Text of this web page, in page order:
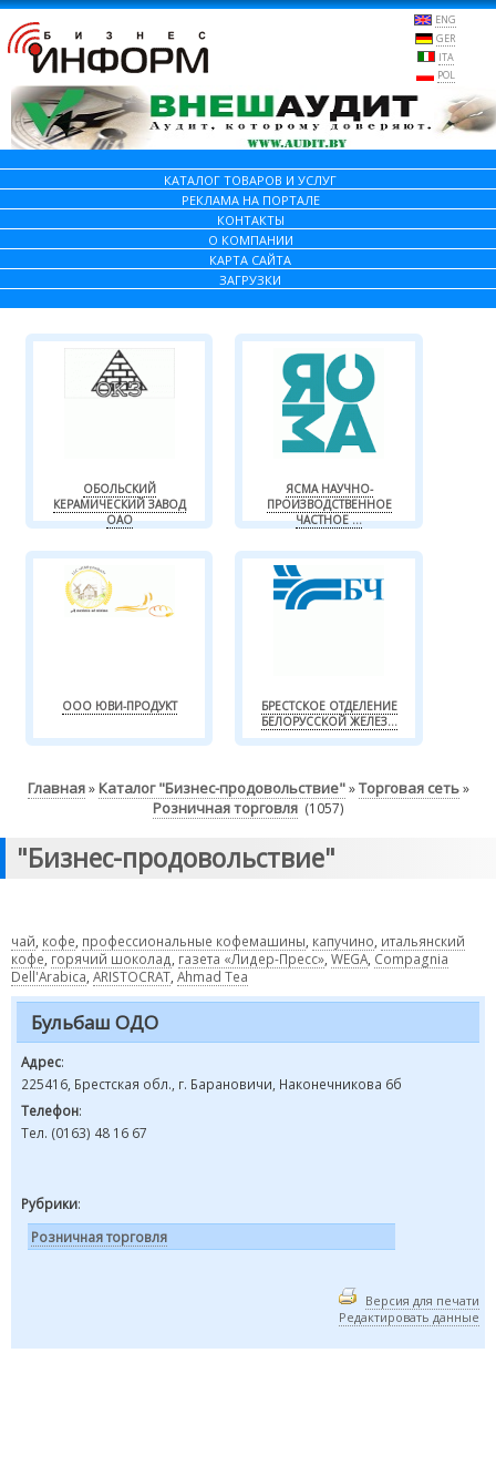
ENG
GER
ITA
POL
КАТАЛОГ ТОВАРОВ И УСЛУГ
РЕКЛАМА НА ПОРТАЛЕ
КОНТАКТЫ
О КОМПАНИИ
КАРТА САЙТА
ЗАГРУЗКИ
ОБОЛЬСКИЙ
КЕРАМИЧЕСКИЙ ЗАВОД
ОАО
ЯСМА НАУЧНО-
ПРОИЗВОДСТВЕННОЕ
ЧАСТНОЕ ...
ООО ЮВИ-ПРОДУКТ
БРЕСТСКОЕ ОТДЕЛЕНИЕ
БЕЛОРУССКОЙ ЖЕЛЕЗ...
Главная» Каталог "Бизнес-продовольствие"»Торговая сеть»
Розничная торговля(1057)
"Бизнес-продовольствие"
чай кофе профессиональные кофемашины капучино итальянский
кофе горячий шоколад газета «Лидер-Пресс» WEGA Compagnia
Dell'Arabica ARISTOCRAT Ahmad Tea
Бульбаш ОДО
Адрес:
225416, Брестская обл., г. Барановичи, Наконечникова 6б
Телефон:
Тел. (0163) 48 16 67
Рубрики:
Розничная торговля
Версия для печати
Редактировать данные